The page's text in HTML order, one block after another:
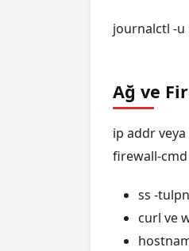
journalctl -u
Ağ ve
ip addr
firewall-cmd
ss -
curl ve